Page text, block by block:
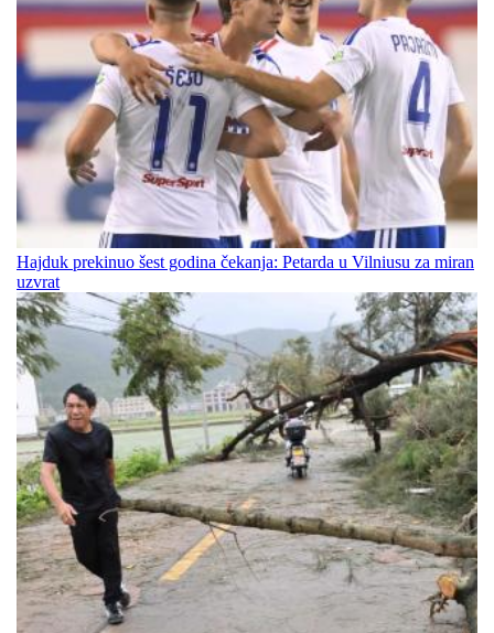
Hajduk prekinuo šest godina čekanja: Petarda u Vilniusu za miran
uzvrat